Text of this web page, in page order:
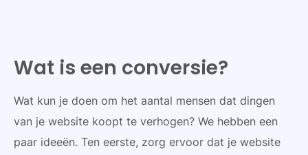
Wat is een conversie?
Wat kun je doen om het aantal mensen dat dingen
van je website koopt te verhogen? We hebben een
paar ideeën. Ten eerste, zorg ervoor dat je website